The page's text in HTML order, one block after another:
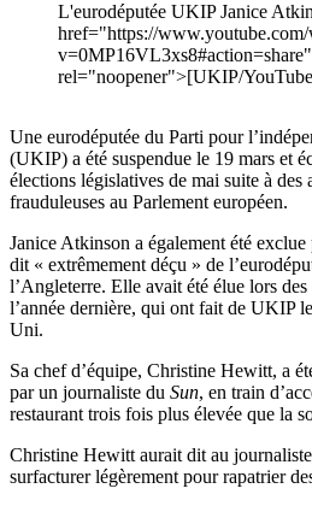
L'eurodéputée UKIP Janice
href="https://www.youtube.com/
rel="noopener">[UKIP/
Une eurodéputée du Parti pour
(UKIP) a été suspendue le 19 mars et
élections législatives de mai suite à des
frauduleuses au Parlement européen.
Janice Atkinson a également été
dit « extrêmement déçu » de
l’Angleterre. Elle avait été élue lors
l’année dernière, qui ont fait de UKIP
Uni.
Sa chef d’équipe, Christine Hewitt, a
par un journaliste du Sun, en train
restaurant trois fois plus élevée que la
Christine Hewitt aurait dit au
surfacturer légèrement pour rapatrier